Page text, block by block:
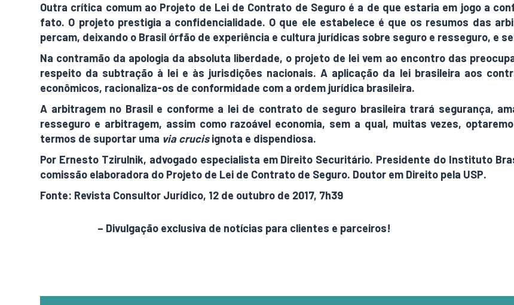
Outra crítica comum ao Projeto de Lei de Contrato de Seguro é a de que estaria em jogo a
fato. O projeto prestigia a confidencialidade. O que ele estabelece é que os resumos das
percam, deixando o Brasil órfão de experiência e cultura jurídicas sobre seguro e resseguro, e
Na contramão da apologia da absoluta liberdade, o projeto de lei vem ao encontro das
respeito da subtração à lei e às jurisdições nacionais. A aplicação da lei brasileira aos
econômicos, racionaliza-os de conformidade com a ordem jurídica brasileira.
A arbitragem no Brasil e conforme a lei de contrato de seguro brasileira trará segurança,
resseguro e arbitragem, assim como razoável economia, sem a qual, muitas vezes,
termos de suportar uma via crucisignota e dispendiosa.
Por Ernesto Tzirulnik, advogado especialista em Direito Securitário. Presidente do Instituto
comissão elaboradora do Projeto de Lei de Contrato de Seguro. Doutor em Direito pela USP.
Fonte: Revista Consultor Jurídico, 12 de outubro de 2017, 7h39
– Divulgação exclusiva de notícias para clientes e parceiros!